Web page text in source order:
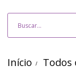
Início Todos